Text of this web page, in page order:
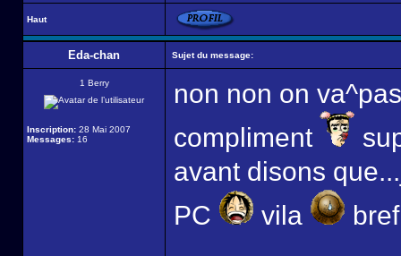
Haut
Eda-chan Sujet du message:
1 Berry
Inscription: 28 Mai 2007
Messages: 16
non non on
compliment
avant disons
PC
vila